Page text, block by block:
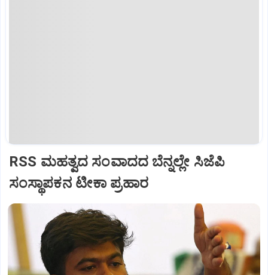
RSS ಮಹತ್ವದ ಸಂವಾದದ ಬೆನ್ನಲ್ಲೇ ಸಿಜೆಪಿ
ಸಂಸ್ಥಾಪಕನ ಟೀಕಾ ಪ್ರಹಾರ